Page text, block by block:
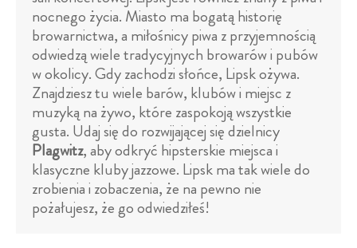
nocnego życia. Miasto ma bogatą historię
browarnictwa, a miłośnicy piwa z przyjemnością
odwiedzą wiele tradycyjnych browarów i pubów
w okolicy. Gdy zachodzi słońce, Lipsk ożywa.
Znajdziesz tu wiele barów, klubów i miejsc z
muzyką na żywo, które zaspokoją wszystkie
gusta. Udaj się do rozwijającej się dzielnicy
Plagwitz, aby odkryć hipsterskie miejsca i
klasyczne kluby jazzowe. Lipsk ma tak wiele do
zrobienia i zobaczenia, że na pewno nie
pożałujesz, że go odwiedziłeś!